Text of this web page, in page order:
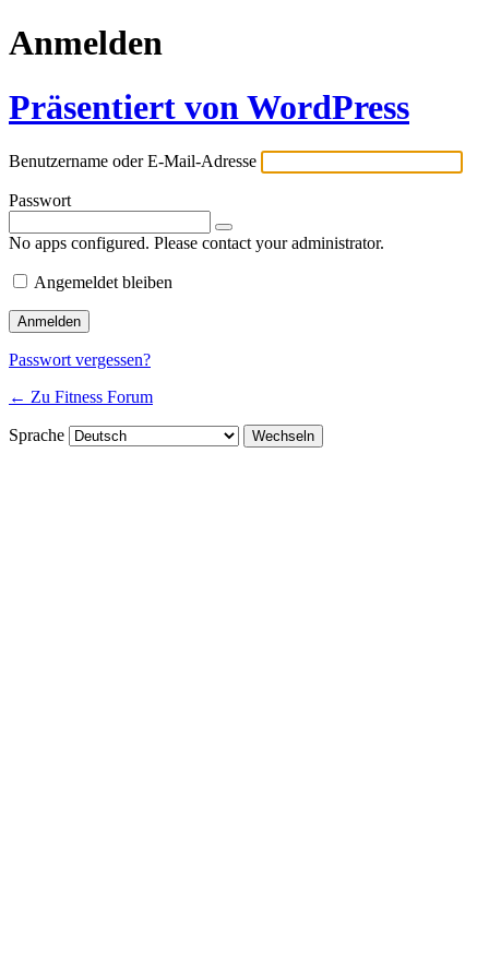
Anmelden
Präsentiert von WordPress
Benutzername oder E-Mail-Adresse
Passwort
No apps configured. Please contact your administrator.
Angemeldet bleiben
Passwort vergessen?
← Zu Fitness Forum
Sprache